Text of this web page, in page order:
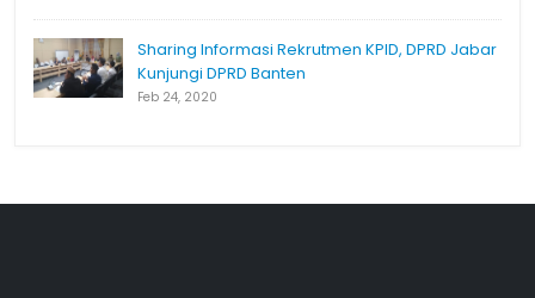
Sharing Informasi Rekrutmen KPID, DPRD Jabar
Kunjungi DPRD Banten
Feb 24, 2020